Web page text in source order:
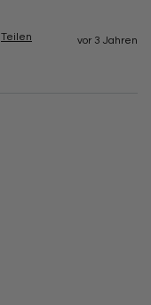
Teilen vor 3 Jahren